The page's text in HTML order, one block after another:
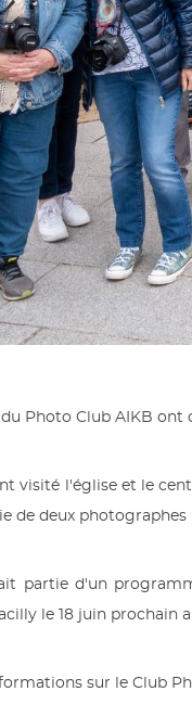
du Photo Club AIKB
visité l'église et le
de deux
partie d'un
le 18 juin prochain
sur le Club